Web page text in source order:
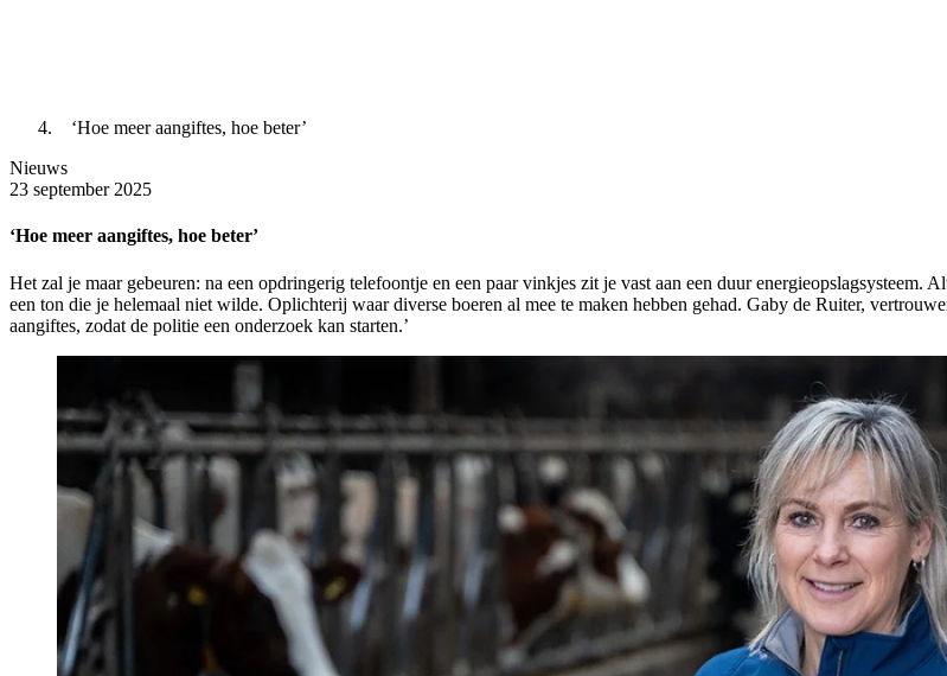
‘Hoe meer aangiftes, hoe beter’
Nieuws
23 september 2025
‘Hoe meer aangiftes, hoe beter’
Het zal je maar gebeuren: na een opdringerig telefoontje en een paar vinkjes zit je vast aan een duur energieopslagsysteem.
een ton die je helemaal niet wilde. Oplichterij waar diverse boeren al mee te maken hebben gehad. Gaby de Ruiter,
aangiftes, zodat de politie een onderzoek kan starten.’